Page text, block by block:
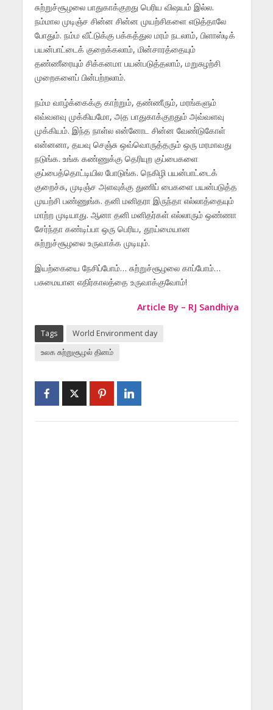
சுற்றுச்சூழலை பாதுகாக்குறது பெரிய விஷயம் இல்ல.
நம்மால முடிஞ்ச சின்ன சின்ன முயற்சிகளை எடுத்தாலே
போதும். நம்ம வீட்டுக்கு பக்கத்துல மரம் நடலாம், பிளாஸ்டிக்
பயன்பாட்டைக் குறைக்கலாம், மின்சாரத்தையும்
தண்ணீரையும் சிக்கனமா பயன்படுத்தலாம், மறுசுழற்சி
முறைகளைப் பின்பற்றலாம்.
நம்ம வாழ்க்கைக்கு காற்றும், தண்ணீரும், மரங்களும்
எவ்வளவு முக்கியமோ, அத பாதுகாக்குறதும் அவ்வளவு
முக்கியம். இந்த நாள்ல என்னோட சின்ன வேண்டுகோள்
என்னனா, தயவு செஞ்சு ஒவ்வொருத்தரும் ஒரு மரமாவது
நடுங்க. உங்க கண்ணுக்கு தெரியுற குப்பைகளை
குப்பைத்தொட்டியில போடுங்க. நெகிழி பயன்பாட்டைக்
குறைச்சு, முடிஞ்ச அளவுக்கு துணிப் பைகளை பயன்படுத்த
முயற்சி பண்ணுங்க. தனி மனிதரா இருந்தா எல்லாத்தையும்
மாற்ற முடியாது. ஆனா தனி மனிதர்கள் எல்லாரும் ஒண்ணா
சேர்ந்தா கண்டிப்பா ஒரு பெரிய, தூய்மையான
சுற்றுச்சூழலை உருவாக்க முடியும்.
இயற்கையை நேசிப்போம்… சுற்றுச்சூழலை காப்போம்…
பசுமையான எதிர்காலத்தை உருவாக்குவோம்!
Article By – RJ Sandhiya
Tags
World Environment day
உலக சுற்றுசூழல் தினம்